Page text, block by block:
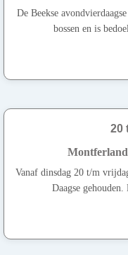
De Beekse
bossen en is
20
Vanaf dinsdag 20 t/m
Daagse gehouden.